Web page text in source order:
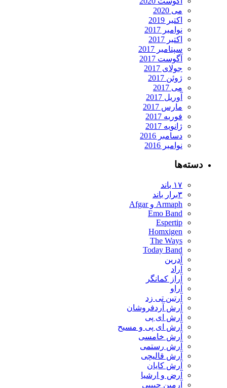
می 2020
اکتبر 2019
نوامبر 2017
اکتبر 2017
سپتامبر 2017
آگوست 2017
جولای 2017
ژوئن 2017
می 2017
آوریل 2017
مارس 2017
فوریه 2017
ژانویه 2017
دسامبر 2016
نوامبر 2016
دسته‌ها
۱۷ باند
۳برار باند
Armaph و Afgar
Emo Band
Espertip
Homxigen
The Ways
Today Band
آدرین
آراد
آراز کمانگر
آراو
آرتین تی زد
آرش آردفروشان
آرش ای پی
آرش ای پی و مسیح
آرش خامسی
آرش رستمی
آرش قالیچی
آرش کایان
​آرض و ارشیا
آرمین حبیبی